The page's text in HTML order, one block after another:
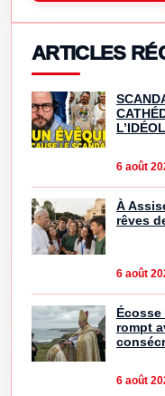
ARTICLES
6 août
À
rêves
6 août
rompt
6 août